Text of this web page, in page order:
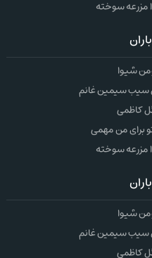
سوخته
شیوا
سیب سیمین غانم
کاظمی
برای من مهمی
سوخته
شیوا
سیب سیمین غانم
کاظمی